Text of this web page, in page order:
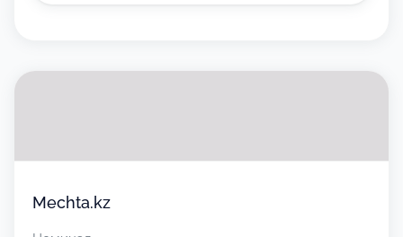
Mechta.kz